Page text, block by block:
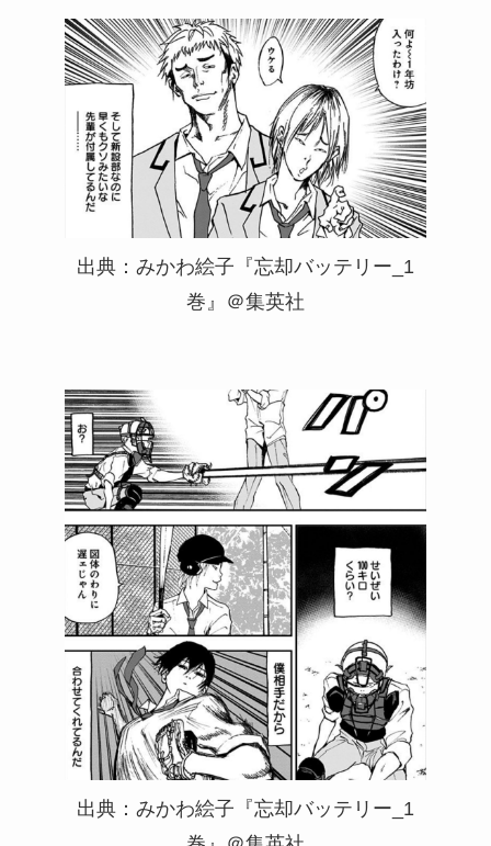
出典：みかわ絵子『忘却バッテリー_1
巻』＠集英社
出典：みかわ絵子『忘却バッテリー_1